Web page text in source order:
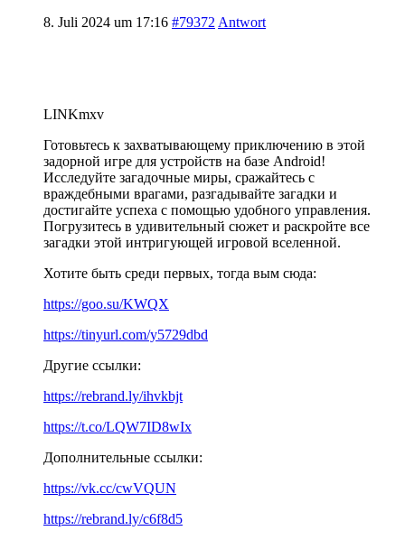
8. Juli 2024 um 17:16 #79372 Antwort
LINKmxv
Готовьтесь к захватывающему приключению в этой
задорной игре для устройств на базе Android!
Исследуйте загадочные миры, сражайтесь с
враждебными врагами, разгадывайте загадки и
достигайте успеха с помощью удобного управления.
Погрузитесь в удивительный сюжет и раскройте все
загадки этой интригующей игровой вселенной.
Хотите быть среди первых, тогда вым сюда:
https://goo.su/KWQX
https://tinyurl.com/y5729dbd
Другие ссылки:
https://rebrand.ly/ihvkbjt
https://t.co/LQW7ID8wIx
Дополнительные ссылки:
https://vk.cc/cwVQUN
https://rebrand.ly/c6f8d5